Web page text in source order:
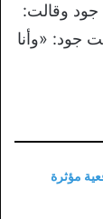
جود وقالت:
جود: «وأنا
مؤثرة